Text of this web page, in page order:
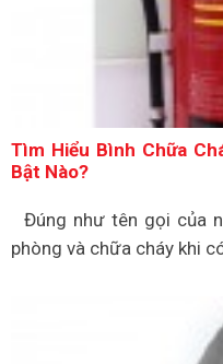
Tìm Hiểu Bình Chữa
Bật Nào?
Đúng như tên gọi của
phòng và chữa cháy khi